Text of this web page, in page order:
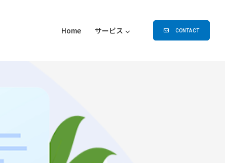
Home サービス CONTACT